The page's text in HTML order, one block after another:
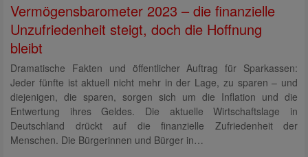
Vermögensbarometer 2023 – die finanzielle
Unzufriedenheit steigt, doch die Hoffnung
bleibt
Dramatische Fakten und öffentlicher Auftrag für Sparkassen:
Jeder fünfte ist aktuell nicht mehr in der Lage, zu sparen – und
diejenigen, die sparen, sorgen sich um die Inflation und die
Entwertung ihres Geldes. Die aktuelle Wirtschaftslage in
Deutschland drückt auf die finanzielle Zufriedenheit der
Menschen. Die Bürgerinnen und Bürger in…